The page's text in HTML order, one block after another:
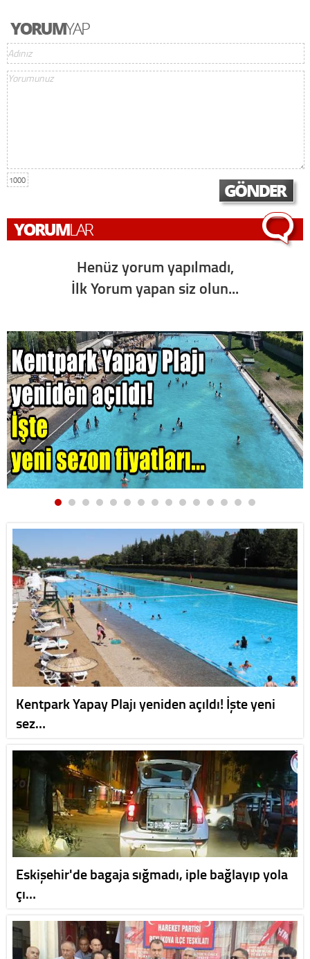
1000
Henüz yorum yapılmadı,
İlk Yorum yapan siz olun...
Kentpark Yapay Plajı yeniden açıldı! İşte yeni
sez…
Eskişehir'de bagaja sığmadı, iple bağlayıp yola
çı…